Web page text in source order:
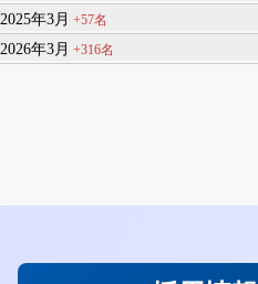
2025年3月+57名
2026年3月+316名